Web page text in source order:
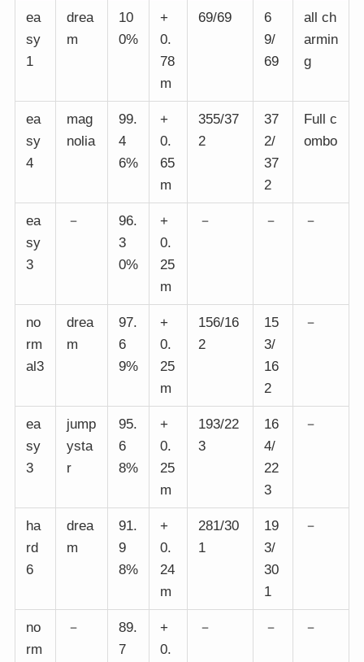
ea
sy
1
drea
m
10
0%
+
0.
78
m
69/69
6
9/
69
all ch
armin
g
ea
sy
4
mag
nolia
99.
4
6%
+
0.
65
m
355/37
2
37
2/
37
2
Full c
ombo
ea
sy
3
－
96.
3
0%
+
0.
25
m
－ － －
no
rm
al3
drea
m
97.
6
9%
+
0.
25
m
156/16
2
15
3/
16
2
－
ea
sy
3
jump
ysta
r
95.
6
8%
+
0.
25
m
193/22
3
16
4/
22
3
－
ha
rd
6
drea
m
91.
9
8%
+
0.
24
m
281/30
1
19
3/
30
1
－
no
rm
－
89.
7
+
0.
－ － －